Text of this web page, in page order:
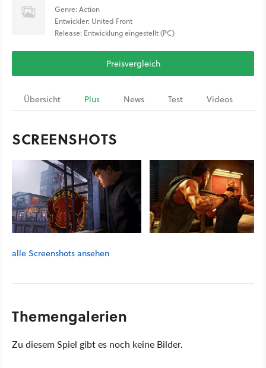
Genre: Action
Entwickler: United Front
Release: Entwicklung eingestellt (PC)
Preisvergleich
Übersicht Plus News Test Videos
SCREENSHOTS
alle Screenshots ansehen
Themengalerien
Zu diesem Spiel gibt es noch keine Bilder.